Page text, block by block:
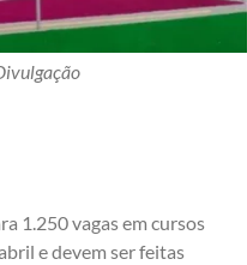
1.250 vagas em cursos
e devem ser feitas